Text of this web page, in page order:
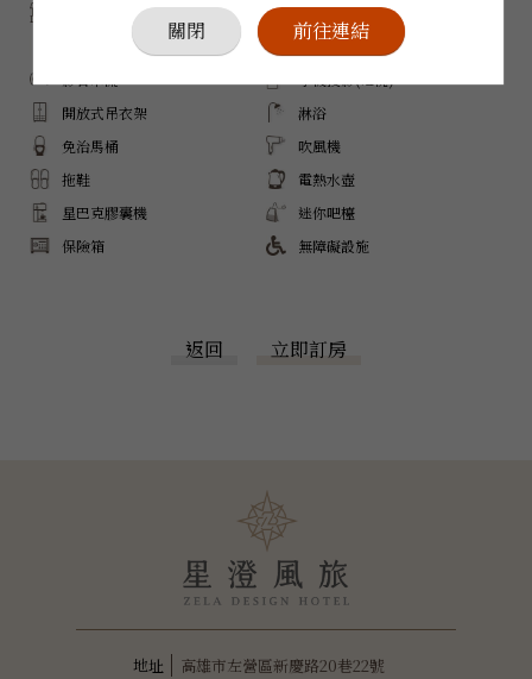
三菱空調
Samsung 電視
開放式吊衣架
淋浴
免治馬桶
吹風機
拖鞋
電熱水壺
星巴克膠囊機
迷你吧檯
保險箱
無障礙設施
返回 立即訂房
高雄市左營區新慶路20巷22號
關閉 前往連結